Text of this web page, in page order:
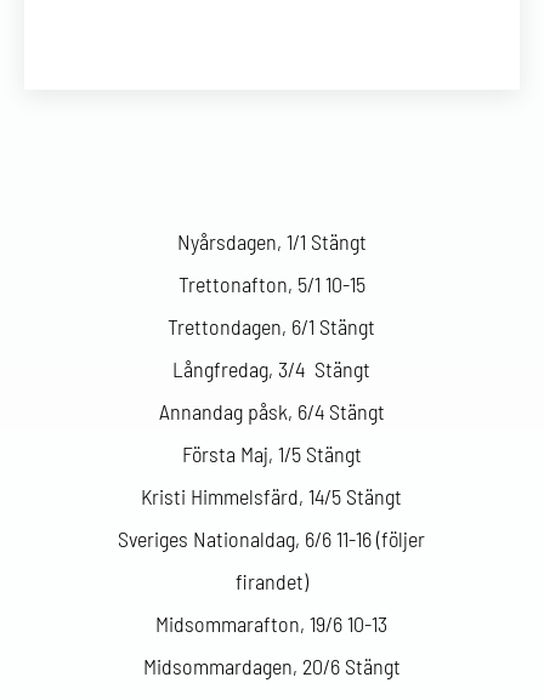
Nyårsdagen, 1/1 Stängt
Trettonafton, 5/1 10-15
Trettondagen, 6/1 Stängt
Långfredag, 3/4 Stängt
Annandag påsk, 6/4 Stängt
Första Maj, 1/5 Stängt
Kristi Himmelsfärd, 14/5 Stängt
Sveriges Nationaldag, 6/6 11-16 (följer
firandet)
Midsommarafton, 19/6 10-13
Midsommardagen, 20/6 Stängt